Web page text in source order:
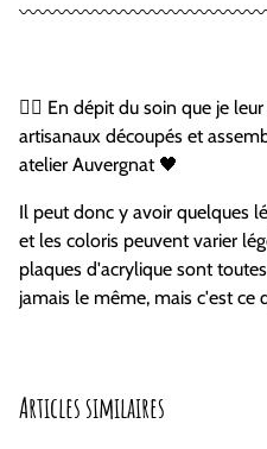
〰️〰️〰️〰️〰️〰️〰️〰️〰️〰️〰️〰️
🏴‍☠️ En dépit du soin que je
artisanaux découpés et
atelier Auvergnat 🖤
Il peut donc y avoir quelques
et les coloris peuvent varier
plaques d'acrylique sont
jamais le même, mais c'est ce
Articles similaires